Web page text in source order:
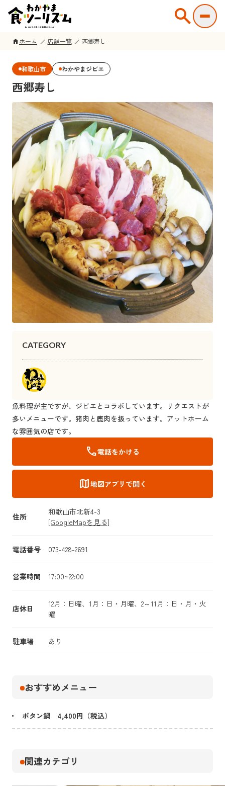
search
home ホーム 店舗一覧 西郷寿し
和歌山市 わかやまジビエ
西郷寿し
CATEGORY
魚料理が主ですが、ジビエとコラボしています。リクエストが
多いメニューです。猪肉と鹿肉を扱っています。アットホーム
な雰囲気の店です。
call電話をかける
map地図アプリで開く
住所
和歌山市北新4-3
[GoogleMapを見る]
電話番号 073-428-2691
営業時間 17:00~22:00
店休日
12月：日曜、1月：日・月曜、2～11月：日・月・火
曜
駐車場 あり
おすすめメニュー
ボタン鍋 4,400円（税込）
関連カテゴリ